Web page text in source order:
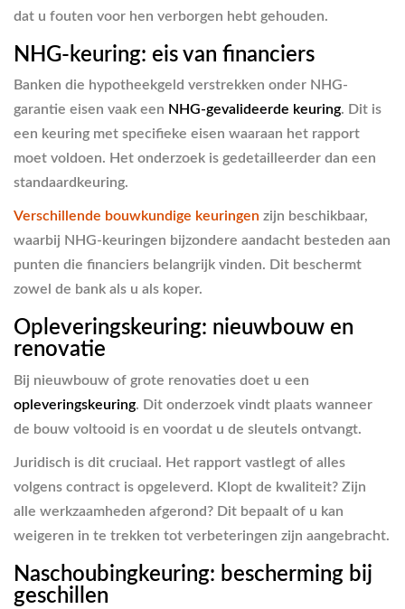
dat u fouten voor hen verborgen hebt gehouden.
NHG-keuring: eis van financiers
Banken die hypotheekgeld verstrekken onder NHG-
garantie eisen vaak een NHG-gevalideerde keuring. Dit is
een keuring met specifieke eisen waaraan het rapport
moet voldoen. Het onderzoek is gedetailleerder dan een
standaardkeuring.
Verschillende bouwkundige keuringen zijn beschikbaar,
waarbij NHG-keuringen bijzondere aandacht besteden aan
punten die financiers belangrijk vinden. Dit beschermt
zowel de bank als u als koper.
Opleveringskeuring: nieuwbouw en
renovatie
Bij nieuwbouw of grote renovaties doet u een
opleveringskeuring. Dit onderzoek vindt plaats wanneer
de bouw voltooid is en voordat u de sleutels ontvangt.
Juridisch is dit cruciaal. Het rapport vastlegt of alles
volgens contract is opgeleverd. Klopt de kwaliteit? Zijn
alle werkzaamheden afgerond? Dit bepaalt of u kan
weigeren in te trekken tot verbeteringen zijn aangebracht.
Naschoubingkeuring: bescherming bij
geschillen